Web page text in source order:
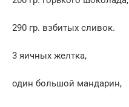
290 гр. взбитых сливок.
3 яичных желтка,
один большой мандарин,